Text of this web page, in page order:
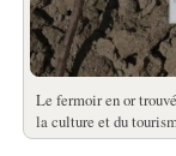
Le fermoir en or
la culture et du